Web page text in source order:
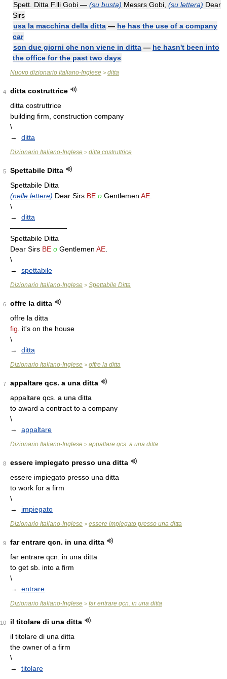
Spett. Ditta F.lli Gobi — (su busta) Messrs Gobi, (su lettera) Dear
Sirs
usa la macchina della ditta — he has the use of a company
car
son due giorni che non viene in ditta — he hasn't been into
the office for the past two days
Nuovo dizionario Italiano-Inglese > ditta
4
ditta costruttrice
ditta costruttrice
building firm, construction company
\
→ ditta
Dizionario Italiano-Inglese > ditta costruttrice
5
Spettabile Ditta
Spettabile Ditta
(nelle lettere) Dear Sirs BE o Gentlemen AE
\
→ ditta
————————
Spettabile Ditta
Dear Sirs BE o Gentlemen AE
\
→ spettabile
Dizionario Italiano-Inglese > Spettabile Ditta
6
offre la ditta
offre la ditta
fig. it's on the house
\
→ ditta
Dizionario Italiano-Inglese > offre la ditta
7
appaltare qcs. a una ditta
appaltare qcs. a una ditta
to award a contract to a company
\
→ appaltare
Dizionario Italiano-Inglese > appaltare qcs. a una ditta
8
essere impiegato presso una ditta
essere impiegato presso una ditta
to work for a firm
\
→ impiegato
Dizionario Italiano-Inglese > essere impiegato presso una ditta
9
far entrare qcn. in una ditta
far entrare qcn. in una ditta
to get sb. into a firm
\
→ entrare
Dizionario Italiano-Inglese > far entrare qcn. in una ditta
10
il titolare di una ditta
il titolare di una ditta
the owner of a firm
\
→ titolare